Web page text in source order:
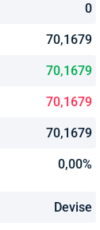
0
70,1679
70,1679
70,1679
70,1679
0,00%
Devise